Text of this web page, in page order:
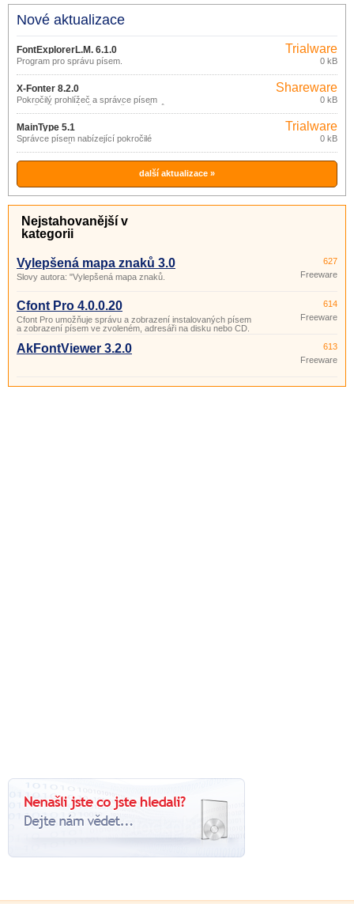
Nové aktualizace
FontExplorerL.M. 6.1.0
Program pro správu písem.
Trialware
0 kB
X-Fonter 8.2.0
Pokročilý prohlížeč a správce písem
navržený speciálně pro potřeby tvůrců
webů a grafiků.
Shareware
0 kB
MainType 5.1
Správce písem nabízející pokročilé
funkce pro tvůrce grafiky a typografie i
základní možnosti pro běžné uživatele,
kteří jen chtějí instalovat nový typ písma.
Trialware
0 kB
další aktualizace »
Nejstahovanější v
kategorii
Vylepšená mapa znaků 3.0
Slovy autora: "Vylepšená mapa znaků.
627
Freeware
Cfont Pro 4.0.0.20
Cfont Pro umožňuje správu a zobrazení instalovaných písem
a zobrazení písem ve zvoleném, adresáři na disku nebo CD.
614
Freeware
AkFontViewer 3.2.0
613
Freeware